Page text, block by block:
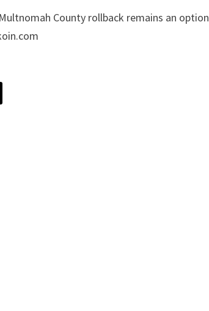
County rollback remains an option